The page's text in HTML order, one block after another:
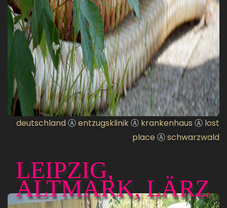
deutschlandⒶentzugsklinikⒶ krankenhaus Ⓐ lost
place Ⓐschwarzwald
LEIPZIG,
ALTMARK, LÄRZ